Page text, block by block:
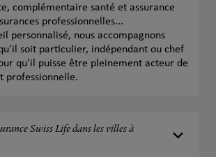
complémentaire santé et assurance
professionnelles...
personnalisé, nous accompagnons
soit particulier, indépendant ou chef
qu'il puisse être pleinement acteur de
professionnelle.
Swiss Life dans les villes à